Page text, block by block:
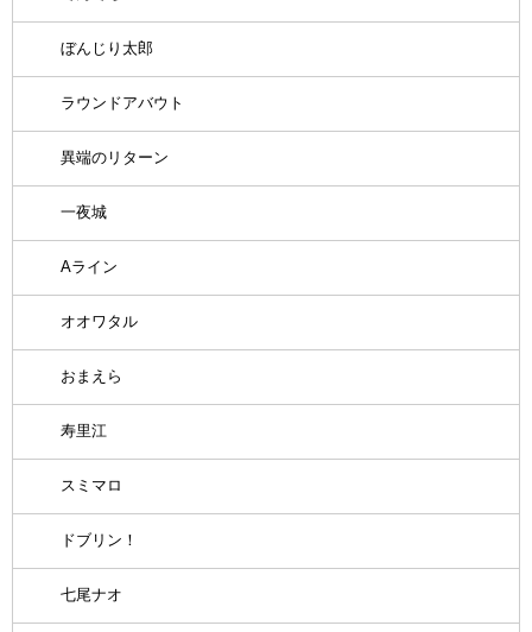
ぼんじり太郎
ラウンドアバウト
異端のリターン
一夜城
Aライン
オオワタル
おまえら
寿里江
スミマロ
ドブリン！
七尾ナオ